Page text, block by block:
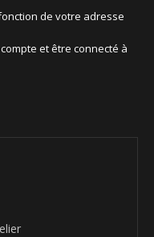
de votre adresse
et être connecté à